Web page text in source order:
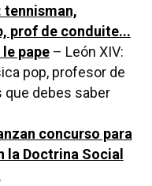
tennisman,
prof de conduite...
pape– León XIV:
pop, profesor de
que debes saber
concurso para
la Doctrina Social